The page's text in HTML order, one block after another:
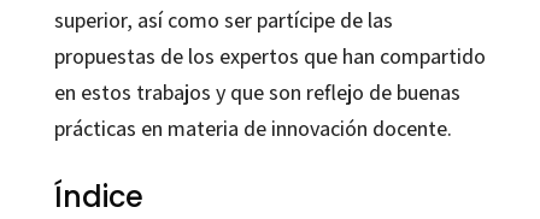
superior, así como ser partícipe de las
propuestas de los expertos que han compartido
en estos trabajos y que son reflejo de buenas
prácticas en materia de innovación docente.
Índice